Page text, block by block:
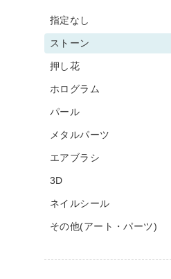
指定なし
ストーン
押し花
ホログラム
パール
メタルパーツ
エアブラシ
3D
ネイルシール
その他(アート・パーツ)